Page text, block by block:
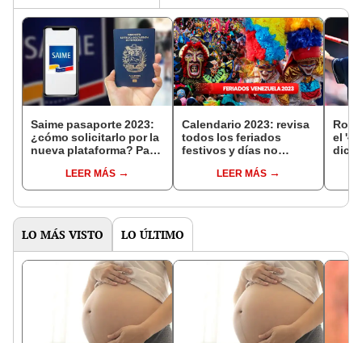
Saime pasaporte 2023:
¿cómo solicitarlo por la
nueva plataforma? Paso
LEER MÁS
Calendario 2023: revisa
todos los feriados
festivos y días no
LEER MÁS
el
dice
LO MÁS VISTO LO ÚLTIMO